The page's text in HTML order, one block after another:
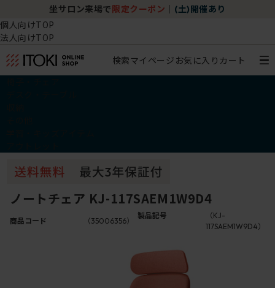
坐サロン来場で 限定クーポン (土)開催あり
個人向けTOP
法人向けTOP
検索マイページ お気に入り カート
ノートチェア KJ-117SAEM1W9D4
商品コード （35006356）
製品記号
（KJ-
117SAEM1W9D4）